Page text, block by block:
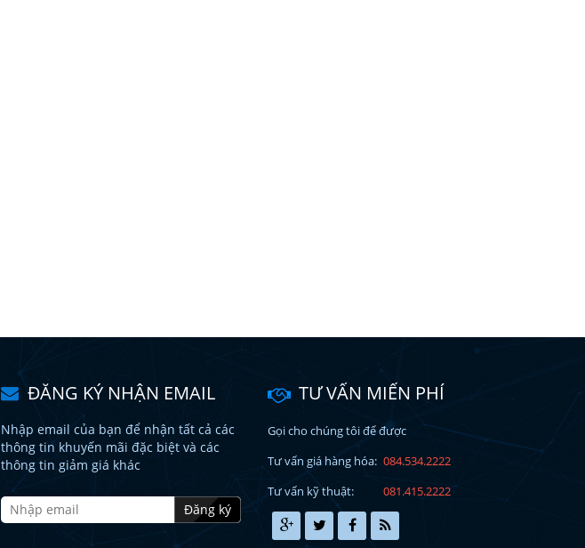
ĐĂNG KÝ NHẬN EMAIL
Nhập email của bạn để nhận tất cả các
thông tin khuyến mãi đặc biệt và các
thông tin giảm giá khác
Đăng ký
TƯ VẤN MIẾN PHÍ
Gọi cho chúng tôi để được
Tư vấn giá hàng hóa: 084.534.2222
Tư vấn kỹ thuật:
081.415.2222